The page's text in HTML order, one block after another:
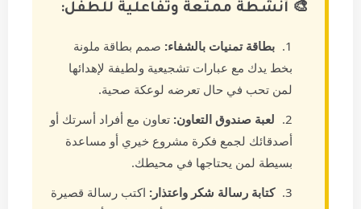
🎨 أنشطة ممتعة وتفاعلية للطفل:
بطاقة تمنيات بالشفاء: صمم بطاقة ملونة
بخط يدك مع عبارات تشجيعية ولطيفة لإهدائها
لمن تحب في حال تعرضه لوعكة صحية.
لعبة صندوق التعاون: تعاون مع أفراد أسرتك أو
أصدقائك لجمع فكرة مشروع خيري أو مساعدة
بسيطة لمن يحتاجها في محيطك.
كتابة رسالة شكر واعتذار: اكتب رسالة قصيرة